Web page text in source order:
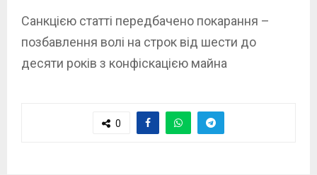
Санкцією статті передбачено покарання –
позбавлення волі на строк від шести до
десяти років з конфіскацією майна
0